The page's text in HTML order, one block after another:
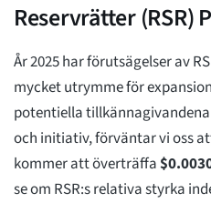
Reservrätter
År 2025 har förutsägelser av
mycket utrymme för
potentiella
och initiativ, förväntar vi oss
kommer att överträffa$
se om RSR:s relativa styrka